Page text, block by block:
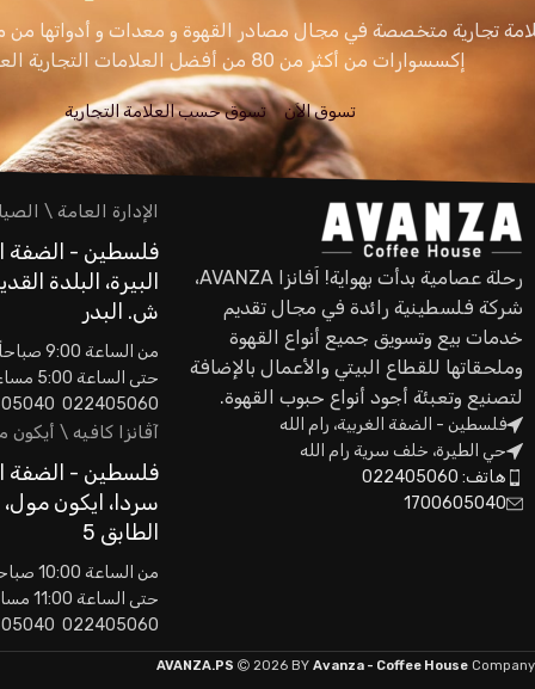
تجارية متخصصة في مجال مصادر القهوة و معدات و أدواتها من
إكسسوارات من أكثر من 80 من أفضل العلامات التجارية العالمية.
تسوق الاَن تسوق حسب العلامة التجارية
رحلة عصامية بدأت بهواية! اَفانزا AVANZA،
شركة فلسطينية رائدة في مجال تقديم
خدمات بيع وتسويق جميع أنواع القهوة
وملحقاتها للقطاع البيتي والأعمال بالإضافة
لتصنيع وتعبئة أجود أنواع حبوب القهوة.
فلسطين - الضفة الغربية، رام الله
حي الطيرة، خلف سرية رام الله
هاتف: 022405060
1700605040
الإدارة العامة \
فلسطين - الضفة
البيرة، البلدة
ش. البدر
من الساعة 9:00 صباحاً
حتى الساعة 5:00 مساءاً
022405060 0593605040
آڤانزا كافيه \ أيكون
فلسطين - الضفة
سردا، ايكون مول،
الطابق 5
من الساعة 10:00 صباحاً
حتى الساعة 11:00 مساءاً
022405060 0593605040
AVANZA.PS 2026 BY Avanza - Coffee House Company